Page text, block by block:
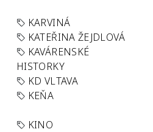
KARVINÁ
KATEŘINA ŽEJDLOVÁ
KAVÁRENSKÉ
HISTORKY
KD VLTAVA
KEŇA
KINO